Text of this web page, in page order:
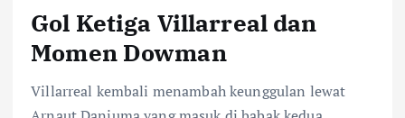
Gol Ketiga Villarreal dan
Momen Dowman
Villarreal kembali menambah keunggulan lewat